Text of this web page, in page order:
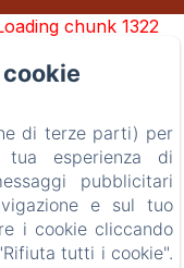
chunk 1322
packs/1322-
di terze parti) per
tua esperienza di
pubblicitari
e sul tuo
i cookie cliccando
tutti i cookie".